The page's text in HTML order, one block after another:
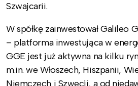
Szwajcarii.
W spółkę zainwestował Galileo
– platforma inwestująca w
GGE jest już aktywna na kilku
m.in. we Włoszech, Hiszpanii,
Niemczech i Szwecji, a od